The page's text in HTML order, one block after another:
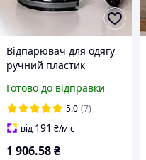
Відпарювач для одягу
ручний пластик
Вт 0.11 л
паровідпарювач для
штор парогенератор
пароочисник Чорний
Готово до відправки
5.0 (7)
від 191 ₴/міс
1 906.58₴